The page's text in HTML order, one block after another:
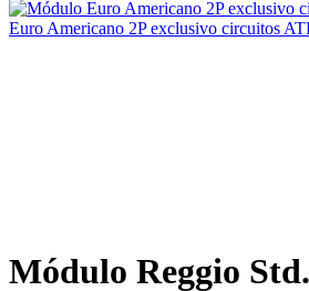
Euro Americano 2P exclusivo circuitos
Módulo Reggio